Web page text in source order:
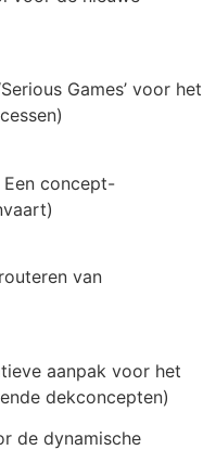
Games’ voor het
Een concept-
van
aanpak voor het
dekconcepten)
de dynamische